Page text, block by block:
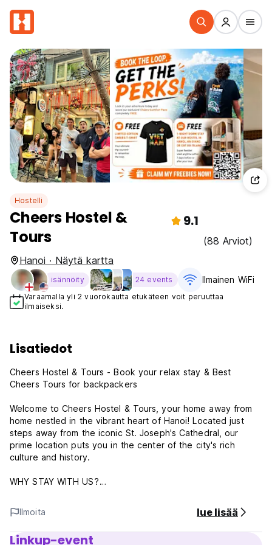
Hostelli
Cheers Hostel &
Tours
9.1
(88 Arviot)
Hanoi · Näytä kartta
isännöity 24 events Ilmainen WiFi
Varaamalla yli 2 vuorokautta etukäteen voit peruuttaa
ilmaiseksi.
Lisatiedot
Cheers Hostel & Tours - Book your relax stay & Best
Cheers Tours for backpackers
Welcome to Cheers Hostel & Tours, your home away from
home nestled in the vibrant heart of Hanoi! Located just
steps away from the iconic St. Joseph's Cathedral, our
prime location puts you in the center of the city's rich
culture and history.
WHY STAY WITH US?
• Prime location in Hanoi's Old Quarter
• Friendly and helpful team available 24/7
• Comfortable beds and cozy rooms
• Free high-speed Wi-Fi
Ilmoita lue lisää
Linkup-event